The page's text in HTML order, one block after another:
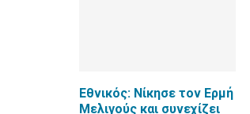
Εθνικός: Νίκησε τον Ερμή
Μελιγούς και συνεχίζει